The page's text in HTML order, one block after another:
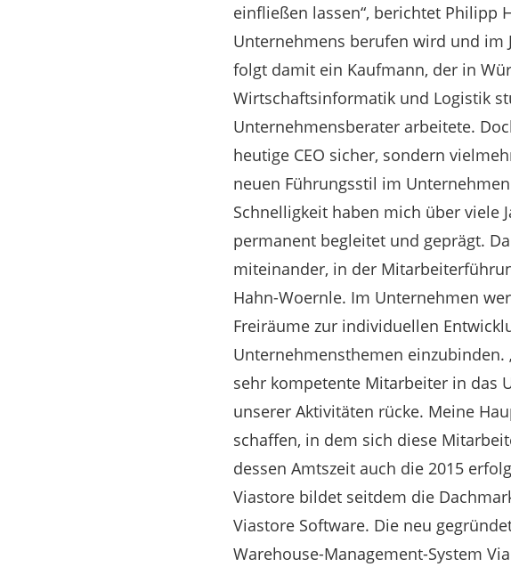
einfließen lassen“, berichtet Philipp
Unternehmens berufen wird und im
folgt damit ein Kaufmann, der in
Wirtschaftsinformatik und Logistik
Unternehmensberater arbeitete.
heutige CEO sicher, sondern
neuen Führungsstil im
Schnelligkeit haben mich über viele
permanent begleitet und geprägt.
miteinander, in der
Hahn-Woernle. Im Unternehmen
Freiräume zur individuellen
Unternehmensthemen einzubinden.
sehr kompetente Mitarbeiter in das
unserer Aktivitäten rücke. Meine
schaffen, in dem sich diese
dessen Amtszeit auch die 2015
Viastore bildet seitdem die
Viastore Software. Die neu
Warehouse-Management-System